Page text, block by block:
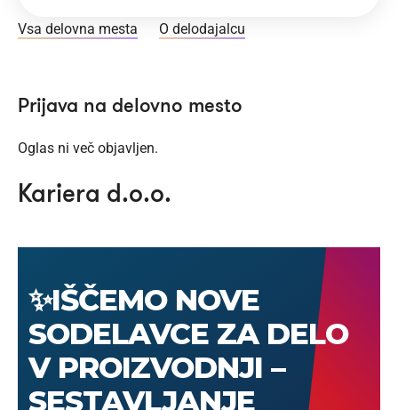
Vsa delovna mesta O delodajalcu
Prijava na delovno mesto
Oglas ni več objavljen.
Kariera d.o.o.